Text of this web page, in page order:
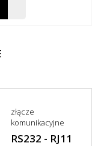
złącze
komunikacyjne
RS232 - RJ11